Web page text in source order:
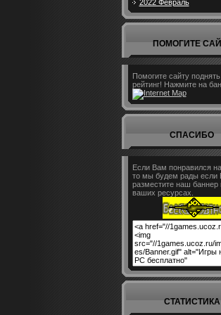
2022 Февраль
ПОМОГИТЕ
Помогите сайту
рейтинг! Нажмите на
СПАСИБО
Если Вам понравился
то мы будем рады если
разместите наш
ваших ресурсах.
СТАТИСТИКА